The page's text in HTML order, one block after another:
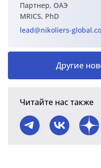
Партнер, ОАЭ
MRICS, PhD
lead@nikoliers-
Другие
Читайте нас также